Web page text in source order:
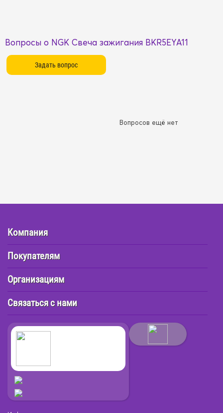
Вопросы о NGK Свеча зажигания BKR5EYA11
Вопросов ещё нет
Компания
Покупателям
Организациям
Связаться с нами